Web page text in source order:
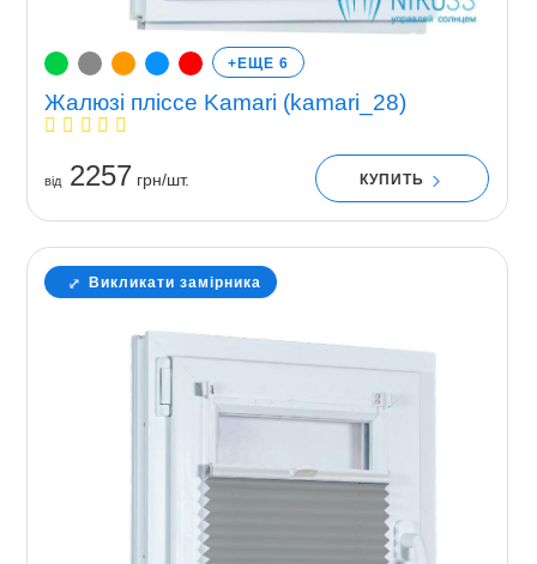
+ЕЩЕ 6
Жалюзі пліссе Kamari (kamari_28)
вiд2257 грн/шт. КУПИТЬ
Викликати замірника